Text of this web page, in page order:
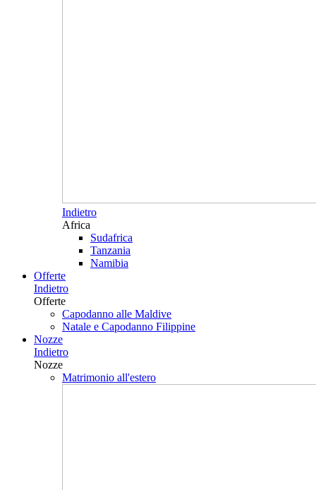
Indietro
Africa
Sudafrica
Tanzania
Namibia
Offerte
Indietro
Offerte
Capodanno alle Maldive
Natale e Capodanno Filippine
Nozze
Indietro
Nozze
Matrimonio all'estero